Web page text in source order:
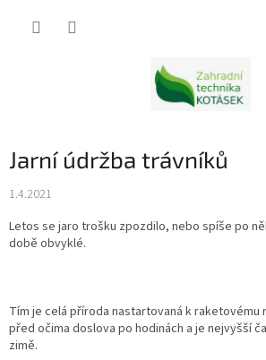
Jarní údržba trávníků
1.4.2021
Letos se jaro trošku zpozdilo, nebo spíše po
době obvyklé.
Tím je celá příroda nastartovaná k raketovému
před očima doslova po hodinách a je nejvyšší
zimě.